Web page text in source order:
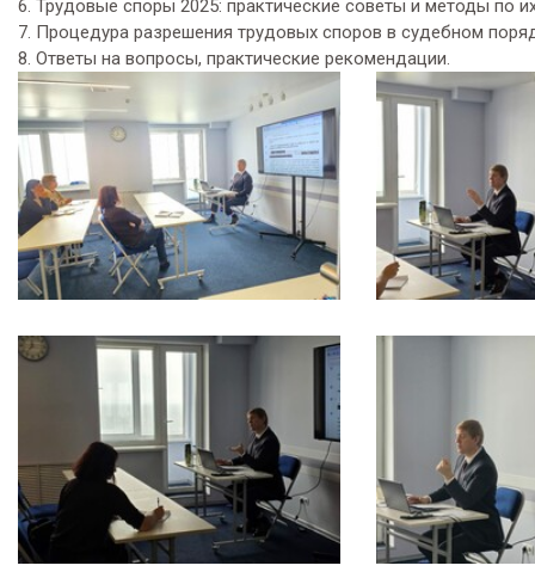
6. Трудовые споры 2025: практические советы и методы по
7. Процедура разрешения трудовых споров в судебном
8. Ответы на вопросы, практические рекомендации.